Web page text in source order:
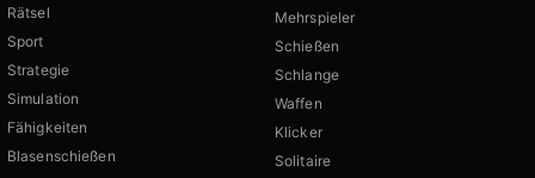
Rätsel
Sport
Strategie
Simulation
Fähigkeiten
Blasenschießen
Mehrspieler
Schießen
Schlange
Waffen
Klicker
Solitaire